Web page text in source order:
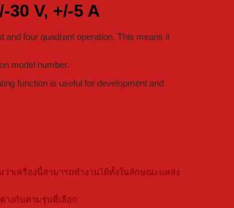
V, +/-5 A
and four quadrant operation. This means it
model number.
function is useful for development and
ว่าเครื่องนี้สามารถทำงานได้ทั้งในลักษณะแหล่ง
างกันตามรุ่นที่เลือก